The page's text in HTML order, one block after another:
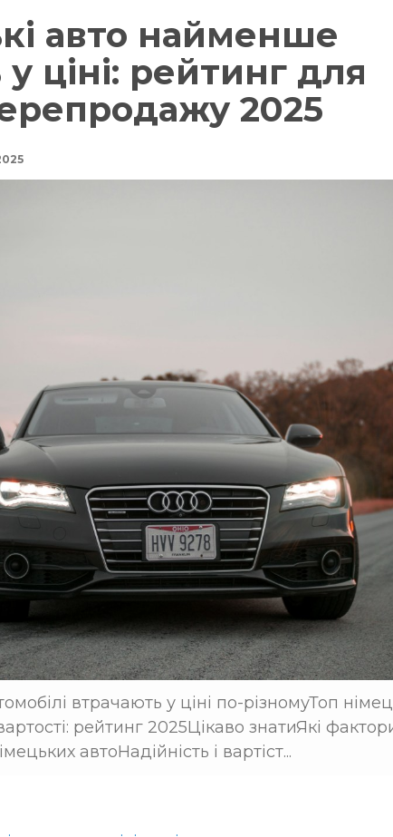
авто найменше
ціні: рейтинг для
2025
втрачають у ціні по-різномуТоп
рейтинг 2025Цікаво знатиЯкі
автоНадійність і вартіст...